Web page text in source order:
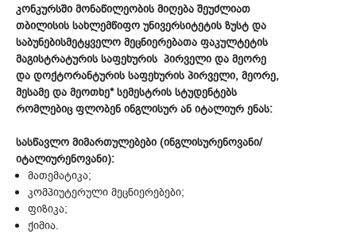
კონკურსში მონაწილეობის მიღება შეუძლიათ
თბილისის სახლემწიფო უნივერსიტეტის ზუსტ და
საბუნებისმეტყველო მეცნიერებათა ფაკულტეტის
მაგისტრატურის საფეხურის პირველი და მეორე
და დოქტორანტურის საფეხურის პირველი, მეორე,
მესამე და მეოთხე* სემესტრის სტუდენტებს
რომლებიც ფლობენ ინგლისურ ან იტალიურ ენას:
სასწავლო მიმართულებები (ინგლისურენოვანი/
იტალიურენოვანი):
მათემატიკა;
კომპიუტერული მეცნიერებები;
ფიზიკა;
ქიმია.